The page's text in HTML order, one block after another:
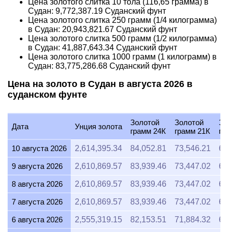
Цена золотого слитка 10 тола (116,65 грамма) в
Судан: 9,772,387.19 Суданский фунт
Цена золотого слитка 250 грамм (1/4 килограмма)
в Судан: 20,943,821.67 Суданский фунт
Цена золотого слитка 500 грамм (1/2 килограмма)
в Судан: 41,887,643.34 Суданский фунт
Цена золотого слитка 1000 грамм (1 килограмм) в
Судан: 83,775,286.68 Суданский фунт
Цена на золото в Судан в августа 2026 в
суданском фунте
Дата Унция золота
Золотой
грамм 24К
Золотой
грамм 21К
10 августа 2026
2,614,395.34 84,052.81 73,546.21
9 августа 2026 2,610,869.57 83,939.46 73,447.02
8 августа 2026 2,610,869.57 83,939.46 73,447.02
7 августа 2026 2,610,869.57 83,939.46 73,447.02
6 августа 2026 2,555,319.15 82,153.51 71,884.32